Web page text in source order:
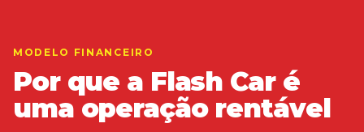
MODELO FINANCEIRO
Por que a Flash Car é
uma operação rentável